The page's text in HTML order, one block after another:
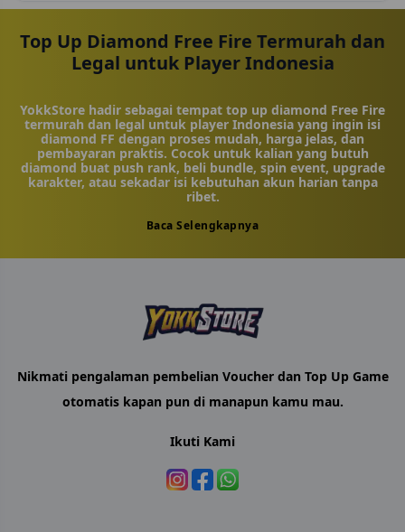
Top Up Diamond Free Fire Termurah dan
Legal untuk Player Indonesia
YokkStore hadir sebagai tempat top up diamond Free Fire
termurah dan legal untuk player Indonesia yang ingin isi
diamond FF dengan proses mudah, harga jelas, dan
pembayaran praktis. Cocok untuk kalian yang butuh
diamond buat push rank, beli bundle, spin event, upgrade
karakter, atau sekadar isi kebutuhan akun harian tanpa
ribet.
Free Fire sendiri masih jadi salah satu game battle royale
sesuai kebutuhan dan menyelesaikan pembayaran dengan
lebih nyaman.
Kalian cukup masukkan ID akun Free Fire, pilih nominal
diamond, tentukan metode pembayaran, isi nomor
WhatsApp aktif, lalu selesaikan pembayaran. Setelah
pembayaran berhasil, pesanan akan diproses sesuai sistem
rank, mabar bareng squad, ikut event, atau upgrade
tampilan akun biar makin siap masuk lobby.
Baca Selengkapnya
Nikmati pengalaman pembelian Voucher dan Top Up Game
otomatis kapan pun di manapun kamu mau.
Ikuti Kami